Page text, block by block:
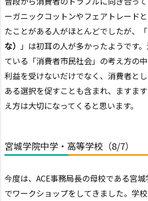
ーガニックコットンやフェアトレード
たことがある人がほとんどでしたが、「
な） 」は初耳の人が多かったようです
ている「消費者市民社会」の考え方の
利益を受けないだけでなく、消費者と
ある選択を促すことも含まれ、ますま
え方は大切になってくると思います。
宮城学院中学・高等学校（8/7）
今度は、ACE事務局長の母校である宮
でワークショップをしてきました。学